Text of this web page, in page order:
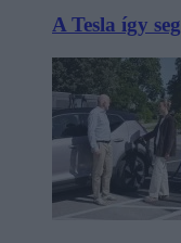
A Tesla így